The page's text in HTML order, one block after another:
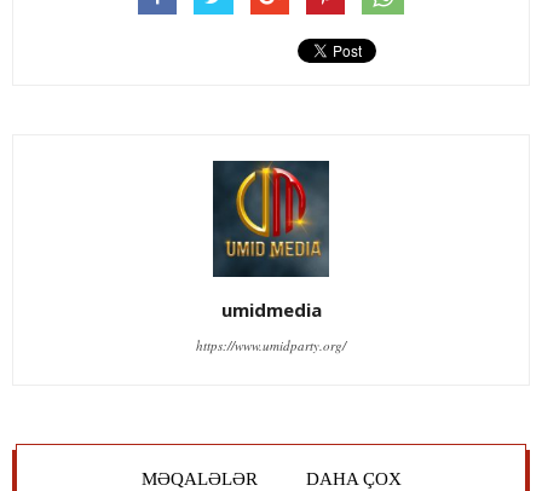
umidmedia
https://www.umidparty.org/
MƏQALƏLƏR DAHA ÇOX